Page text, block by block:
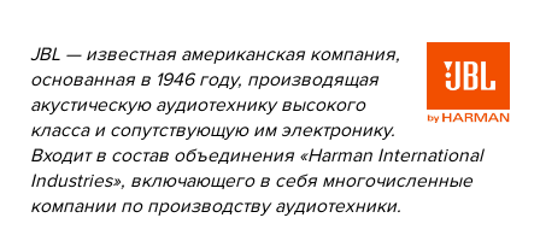
JBL — известная американская компания,
основанная в 1946 году, производящая
акустическую аудиотехнику высокого
класса и сопутствующую им электронику.
Входит в состав объединения «Harman International
Industries», включающего в себя многочисленные
компании по производству аудиотехники.